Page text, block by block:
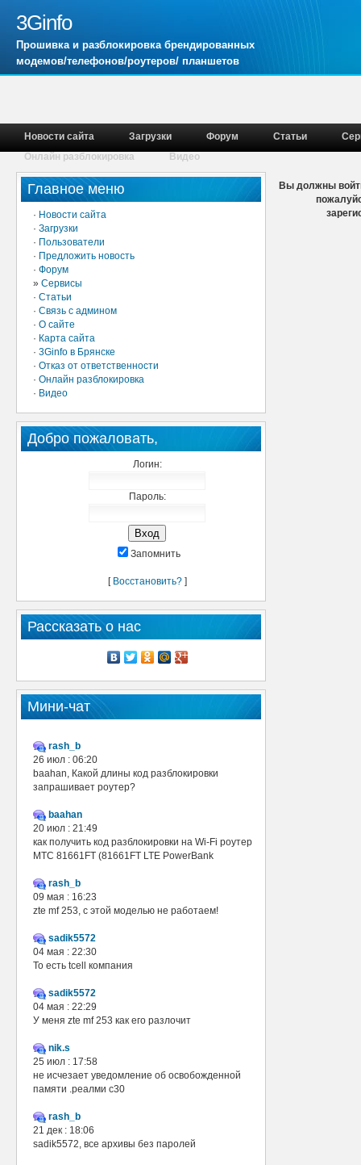
3Ginfo
Прошивка и разблокировка брендированных
модемов/телефонов/роутеров/ планшетов
Новости сайта Загрузки Форум Статьи
Онлайн разблокировка
Видео
Главное меню
· Новости сайта
· Загрузки
· Пользователи
· Предложить новость
· Форум
» Сервисы
· Статьи
· Связь с админом
· О сайте
· Карта сайта
· 3Ginfo в Брянске
· Отказ от ответственности
· Онлайн разблокировка
· Видео
Добро пожаловать,
Логин:
Пароль:
Запомнить
[ Восстановить?]
Рассказать о нас
Мини-чат
rash_b
26 июл : 06:20
baahan, Какой длины код разблокировки
запрашивает роутер?
baahan
20 июл : 21:49
как получить код разблокировки на Wi-Fi роутер
МТС 81661FT (81661FT LTE PowerBank
rash_b
09 мая : 16:23
zte mf 253, с этой моделью не работаем!
sadik5572
04 мая : 22:30
То есть tcell компания
sadik5572
04 мая : 22:29
У меня zte mf 253 как его разлочит
nik.s
25 июл : 17:58
не исчезает уведомление об освобожденной
памяти .реалми с30
rash_b
21 дек : 18:06
sadik5572, все архивы без паролей
Вы должны